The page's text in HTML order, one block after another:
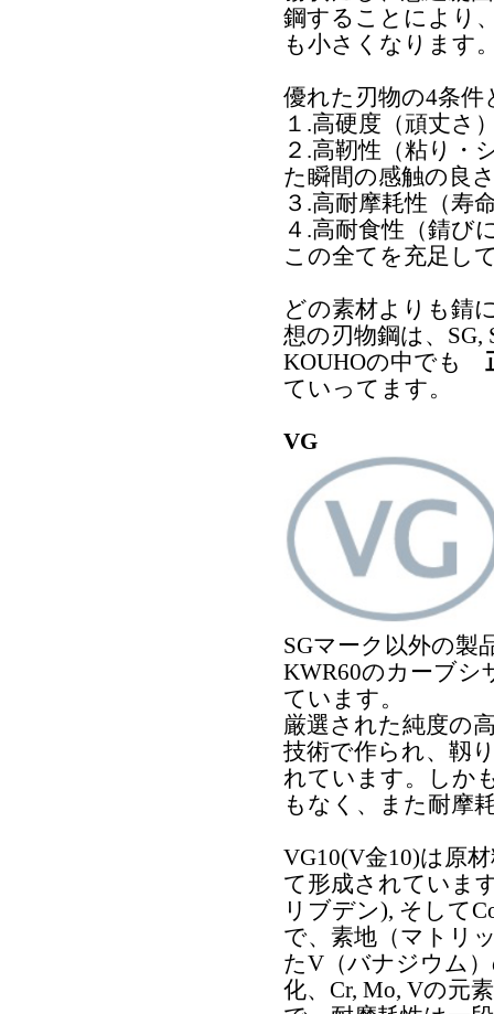
鋼することにより
も小さくなります
優れた刃物の4条件
１.高硬度（頑丈さ
２.高靭性（粘り・
た瞬間の感触の良
３.高耐摩耗性（寿
４.高耐食性（錆び
この全てを充足し
どの素材よりも錆
想の刃物鋼は、SG,
KOUHOの中でも
ていってます。
VG
SGマーク以外の製
KWR60のカーブシ
ています。
厳選された純度の
技術で作られ、靱
れています。しか
もなく、また耐摩
VG10(V金10)は原
て形成されていま
リブデン), そして
で、素地（マトリ
たV（バナジウム
化、Cr, Mo, Vの元